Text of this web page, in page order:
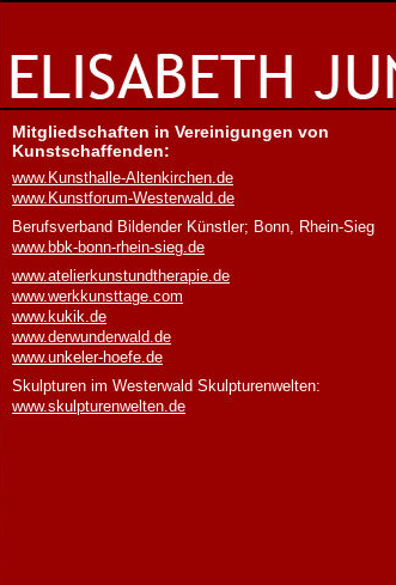
Mitgliedschaften in Vereinigungen von
Kunstschaffenden:
www.Kunsthalle-Altenkirchen.de
www.Kunstforum-Westerwald.de
Berufsverband Bildender Künstler; Bonn, Rhein-Sieg
www.bbk-bonn-rhein-sieg.de
www.atelierkunstundtherapie.de
www.werkkunsttage.com
www.kukik.de
www.derwunderwald.de
www.unkeler-hoefe.de
Skulpturen im Westerwald Skulpturenwelten:
www.skulpturenwelten.de